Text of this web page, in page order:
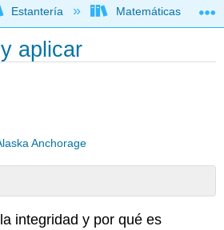
jerarquía global
Estantería Matemáticas
aplicar
Anchorage
integridad y por qué es